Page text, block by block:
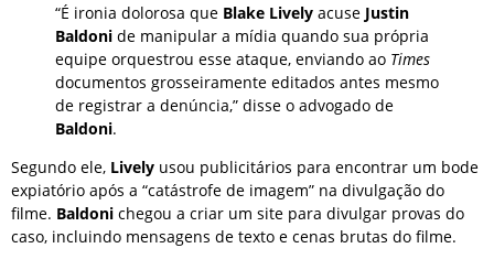
“É ironia dolorosa que Blake Lively acuse Justin
Baldoni de manipular a mídia quando sua própria
equipe orquestrou esse ataque, enviando ao Times
documentos grosseiramente editados antes mesmo
de registrar a denúncia,” disse o advogado de
Baldoni.
Segundo ele, Lively usou publicitários para encontrar um bode
expiatório após a “catástrofe de imagem” na divulgação do
filme. Baldoni chegou a criar um site para divulgar provas do
caso, incluindo mensagens de texto e cenas brutas do filme.